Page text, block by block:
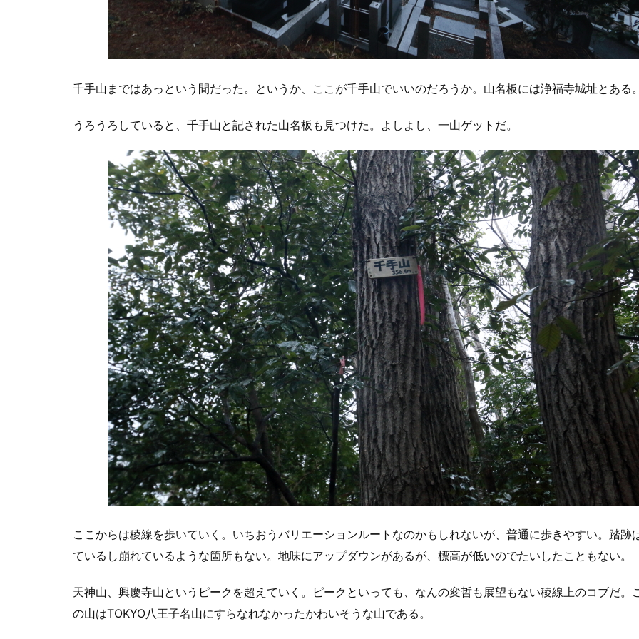
千手山まではあっという間だった。というか、ここが千手山でいいのだろうか。山名板には浄福寺城址とある
うろうろしていると、千手山と記された山名板も見つけた。よしよし、一山ゲットだ。
ここからは稜線を歩いていく。いちおうバリエーションルートなのかもしれないが、普通に歩きやすい。踏跡
ているし崩れているような箇所もない。地味にアップダウンがあるが、標高が低いのでたいしたこともない。
天神山、興慶寺山というピークを超えていく。ピークといっても、なんの変哲も展望もない稜線上のコブだ。
の山はTOKYO八王子名山にすらなれなかったかわいそうな山である。